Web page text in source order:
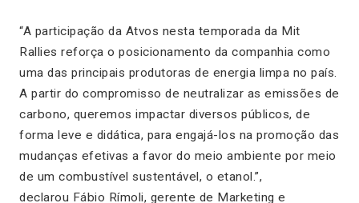
“A participação da Atvos nesta temporada da Mit
Rallies reforça o posicionamento da companhia como
uma das principais produtoras de energia limpa no país.
A partir do compromisso de neutralizar as emissões de
carbono, queremos impactar diversos públicos, de
forma leve e didática, para engajá-los na promoção das
mudanças efetivas a favor do meio ambiente por meio
de um combustível sustentável, o etanol.”,
declarou Fábio Rímoli, gerente de Marketing e